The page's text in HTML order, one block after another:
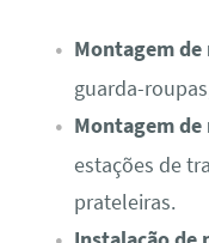
Montagem
guarda-
Montagem
estações de
prateleiras.